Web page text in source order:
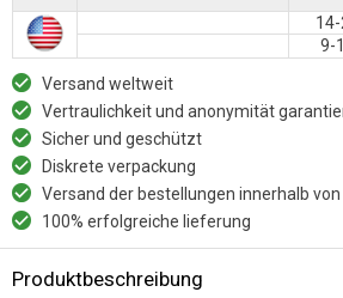
9-
Versand weltweit
Vertraulichkeit und anonymität
Sicher und geschützt
Diskrete verpackung
Versand der bestellungen innerhalb
100% erfolgreiche lieferung
Produktbeschreibung